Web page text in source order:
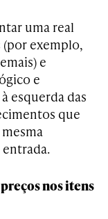
uma real
(por exemplo,
e
e
esquerda das
que
entrada.
nos itens